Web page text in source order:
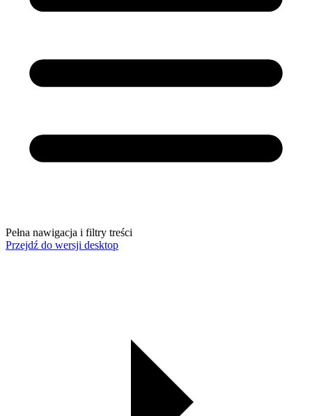
Pełna nawigacja i filtry treści
Przejdź do wersji desktop